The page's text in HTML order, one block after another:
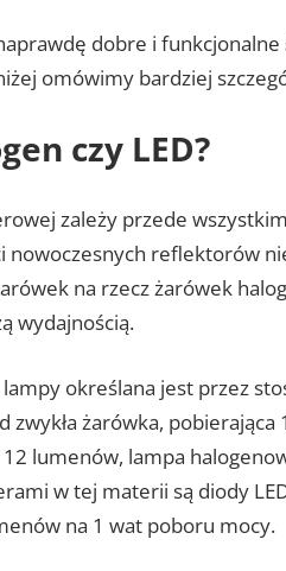
dobre i funkcjonalne
omówimy bardziej
czy LED?
zależy przede
nowoczesnych reflektorów
na rzecz żarówek
wydajnością.
określana jest przez
zwykła żarówka,
12 lumenów, lampa
w tej materii są diody
na 1 wat poboru mocy.